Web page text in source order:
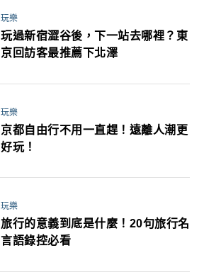
玩樂
玩過新宿澀谷後，下一站去哪裡？東
京回訪客最推薦下北澤
玩樂
京都自由行不用一直趕！遠離人潮更
好玩！
玩樂
旅行的意義到底是什麼！20句旅行名
言語錄控必看